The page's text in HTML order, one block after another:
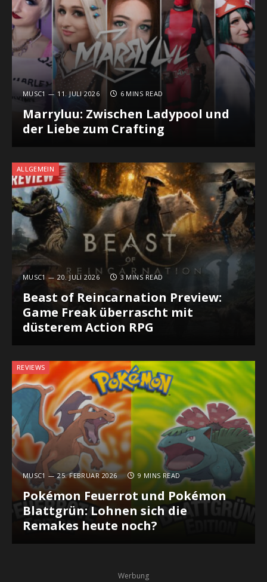
MUSC1 11. JULI 2026 6 MINS READ
Marryluu: Zwischen Ladypool und
der Liebe zum Crafting
ALLGEMEIN
MUSC1 20. JULI 2026 3 MINS READ
Beast of Reincarnation Preview:
Game Freak überrascht mit
düsterem Action RPG
REVIEWS
MUSC1 25. FEBRUAR 2026 9 MINS READ
Pokémon Feuerrot und Pokémon
Blattgrün: Lohnen sich die
Remakes heute noch?
Werbung